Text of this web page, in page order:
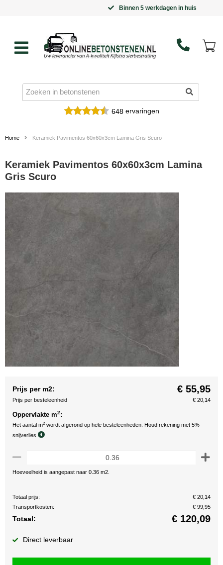
Binnen 5 werkdagen in huis
648ervaringen
Home Keramiek Pavimentos 60x60x3cm Lamina Gris Scuro
Keramiek Pavimentos 60x60x3cm Lamina
Gris Scuro
Prijs per m2: € 55,95
Prijs per besteleenheid € 20,14
Oppervlakte m2:
Het aantal m2 wordt afgerond op hele besteleenheden. Houd rekening met 5%
snijverlies
Hoeveelheid is aangepast naar 0.36 m2.
Totaal prijs:
€ 20,14
Transportkosten:
€ 99,95
Totaal: € 120,09
Direct leverbaar